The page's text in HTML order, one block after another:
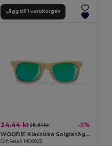
Lägg till i Varukorgen
24.44 kr25.61 kr -5%
WOODIE Klassiska Solglasögon med Trälook och UV400 Skydd
GiftRetail MO9022